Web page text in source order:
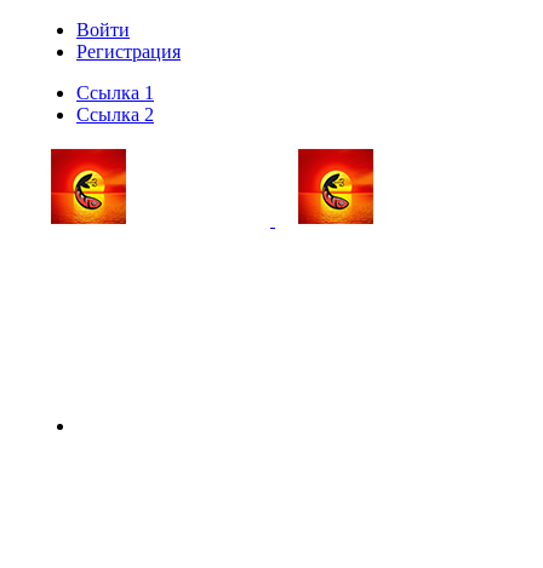
Войти
Регистрация
Ссылка 1
Ссылка 2